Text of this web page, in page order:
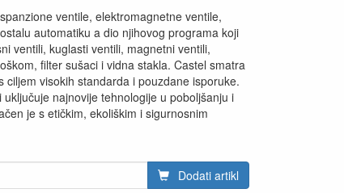
ventile, elektromagnetne ventile,
automatiku a dio njihovog programa koji
ventili, kuglasti ventili, magnetni ventili,
filter sušaci i vidna stakla. Castel smatra
visokih standarda i pouzdane isporuke.
najnovije tehnologije u poboljšanju i
je s etičkim, ekoliškim i sigurnosnim
Dodati artikl